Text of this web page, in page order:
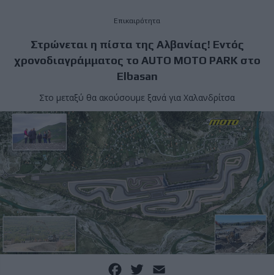
Επικαιρότητα
Στρώνεται η πίστα της Αλβανίας! Εντός
χρονοδιαγράμματος το AUTO MOTO PARK στο
Elbasan
Στο μεταξύ θα ακούσουμε ξανά για Χαλανδρίτσα
Facebook
Twitter